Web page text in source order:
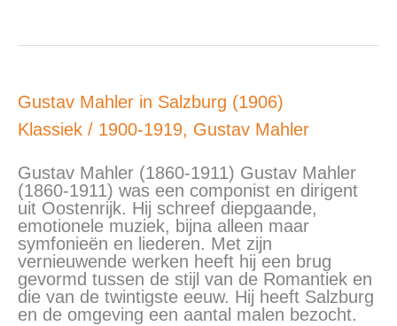
Gustav Mahler in Salzburg (1906)
Klassiek / 1900-1919, Gustav Mahler
Gustav Mahler (1860-1911) Gustav Mahler
(1860-1911) was een componist en dirigent
uit Oostenrijk. Hij schreef diepgaande,
emotionele muziek, bijna alleen maar
symfonieën en liederen. Met zijn
vernieuwende werken heeft hij een brug
gevormd tussen de stijl van de Romantiek en
die van de twintigste eeuw. Hij heeft Salzburg
en de omgeving een aantal malen bezocht.
Gustav
in
(1906)